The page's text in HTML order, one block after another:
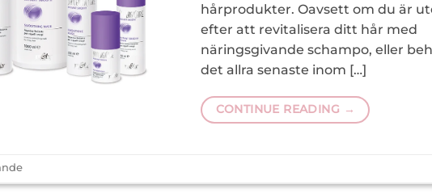
hårprodukter. Oavsett om du är
efter att revitalisera ditt hår med
näringsgivande schampo, eller
det allra senaste inom […]
CONTINUE READING →